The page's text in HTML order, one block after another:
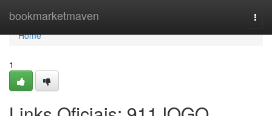
bookmarketmaven
Home
Home
1